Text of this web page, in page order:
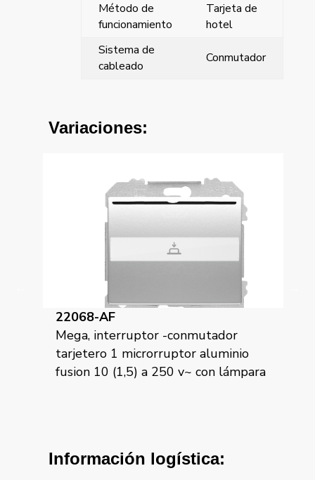
Método de
funcionamiento
Tarjeta de
hotel
Sistema de
cableado
Conmutador
Variaciones:
lámpara
22068-AP
Mega, interruptor -conmutador
tarjetero 1 microrruptor alumino
prusia 10 (1,5) a 250 v~ con lámpara
Información logística: